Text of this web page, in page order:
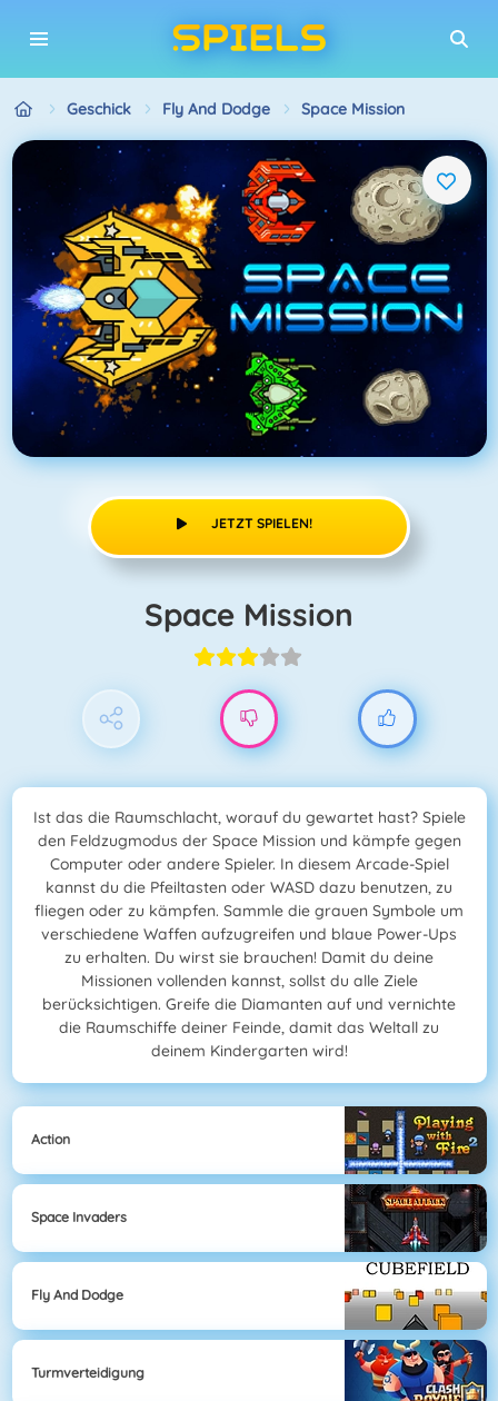
Geschick Fly And Dodge Space Mission
JETZT SPIELEN!
Space Mission
Ist das die Raumschlacht, worauf du gewartet hast? Spiele
den Feldzugmodus der Space Mission und kämpfe gegen
Computer oder andere Spieler. In diesem Arcade-Spiel
kannst du die Pfeiltasten oder WASD dazu benutzen, zu
fliegen oder zu kämpfen. Sammle die grauen Symbole um
verschiedene Waffen aufzugreifen und blaue Power-Ups
zu erhalten. Du wirst sie brauchen! Damit du deine
Missionen vollenden kannst, sollst du alle Ziele
berücksichtigen. Greife die Diamanten auf und vernichte
die Raumschiffe deiner Feinde, damit das Weltall zu
deinem Kindergarten wird!
Action
Space Invaders
Fly And Dodge
Turmverteidigung